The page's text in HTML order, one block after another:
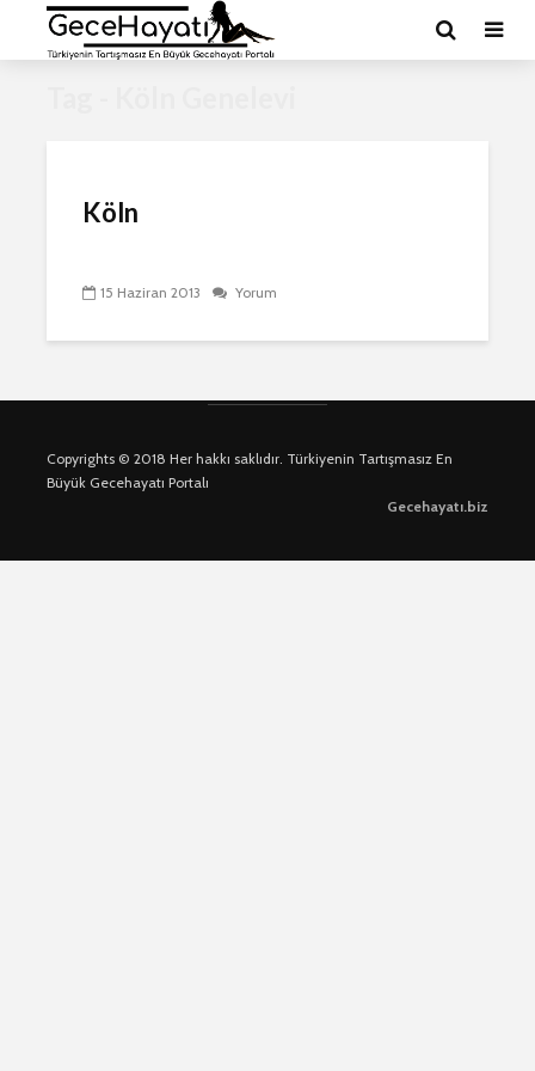
Köln
15 Haziran 2013 Yorum
Copyrights © 2018 Her hakkı saklıdır. Türkiyenin Tartışmasız En
Büyük Gecehayatı Portalı
Gecehayatı.biz